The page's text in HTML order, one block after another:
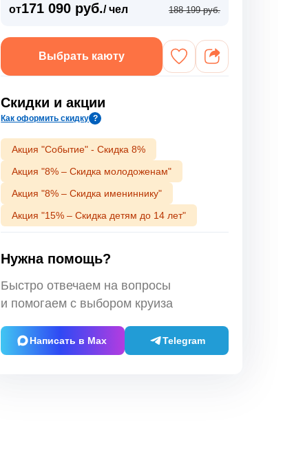
от171 090 руб./ чел 188 199 руб.
Выбрать каюту
Скидки и акции
Как оформить скидку ?
Акция "Событие" - Скидка 8%
Акция "8% – Скидка молодоженам"
Акция "8% – Скидка имениннику"
Акция "15% – Скидка детям до 14 лет"
Нужна помощь?
Быстро отвечаем на вопросы
и помогаем с выбором круиза
Написать в Max Telegram